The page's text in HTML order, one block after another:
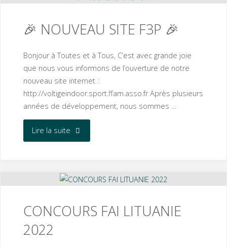
les
infos…
🇫🇷
🎉 NOUVEAU SITE F3P 🎉
Bonjour à Toutes et à Tous, C’est avec grande joie
que nous vous informons de l’ouverture de notre
nouveau site internet :
http://voltigeindoor.sport.ffam.asso.fr Après plusieurs
années de développement, nous sommes …
Lire la suite"🎉
🎉"
CONCOURS FAI LITUANIE
2022